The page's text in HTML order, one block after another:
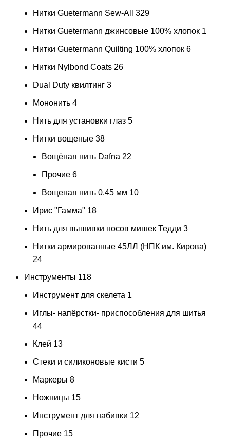
Нитки Guetermann Sew-All 329
Нитки Guetermann джинсовые 100% хлопок 1
Нитки Guetermann Quilting 100% хлопок 6
Нитки Nylbond Coats 26
Dual Duty квилтинг 3
Мононить 4
Нить для установки глаз 5
Нитки вощеные 38
Вощёная нить Dafna 22
Прочие 6
Вощеная нить 0.45 мм 10
Ирис "Гамма" 18
Нить для вышивки носов мишек Тедди 3
Нитки армированные 45ЛЛ (НПК им. Кирова)
24
Инструменты 118
Инструмент для скелета 1
Иглы- напёрстки- приспособления для шитья
44
Клей 13
Стеки и силиконовые кисти 5
Маркеры 8
Ножницы 15
Инструмент для набивки 12
Прочие 15